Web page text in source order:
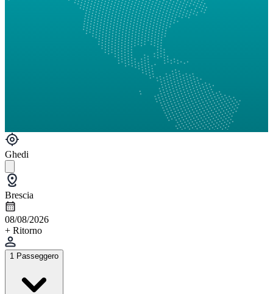
Ghedi
Brescia
08/08/2026
+ Ritorno
1 Passeggero